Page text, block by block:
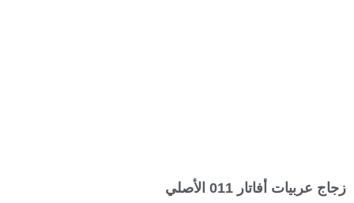
زجاج عربيات أفاتار 011 الأصلي